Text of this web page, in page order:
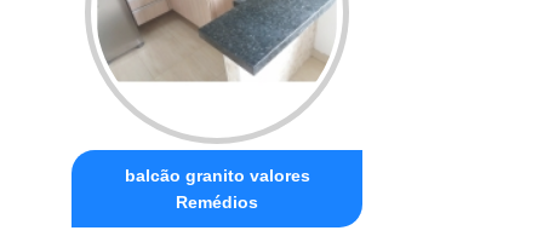
balcão granito valores
Remédios